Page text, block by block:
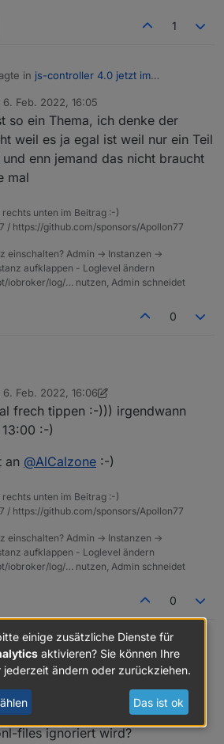
1
in js-controller 4.0 jetzt im
ich nicht weil der Container
genauein Fix beim startup soweit
also das wäre interessant das sich
anschaut
dies ggf. mal anschauen?
6. Feb. 2022, 16:05
von
so ein Thema, ich denke der
weil es ja egal ist weil nur ein Teil
enn jemand das nicht braucht
mal
unten im Beitrag :-)
/ https://github.com/sponsors/Apollon77
einschalten? Admin -> Instanzen ->
aufklappen - Loglevel ändern
iobroker/log/… nutzen, Admin schneidet
0
ich das Update installiert habe
6. Feb. 2022, 16:06
von apollon772. Juni 2022, 17:07
frech tippen :-))) irgendwann
:-)
an @AlCalzone :-)
unten im Beitrag :-)
/ https://github.com/sponsors/Apollon77
einschalten? Admin -> Instanzen ->
aufklappen - Loglevel ändern
iobroker/log/… nutzen, Admin schneidet
0
Community,
Entwicklungszeit kommt heute der
4.0 (Releasename "Isabelle") ins
Repository (sollte im laufe des Abends
Dieser Artikel enthält alle
zu diesem Release und im zweiten
Anforderungen
entfällt Node.js 10.x, welches seit
Jahr nicht mehr gepflegt wird. Node.js
zur Version
2022, 16:29
in der
files ignoriert wird?
einige zusätzliche Dienste für
aktivieren? Sie können Ihre
ändern oder zurückziehen.
Das ist ok